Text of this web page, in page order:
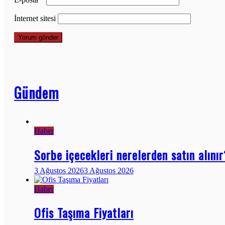
İnternet sitesi
Gündem
Haber
Sorbe içecekleri nerelerden satın
3 Ağustos 20263 Ağustos 2026
Haber
Ofis Taşıma Fiyatları